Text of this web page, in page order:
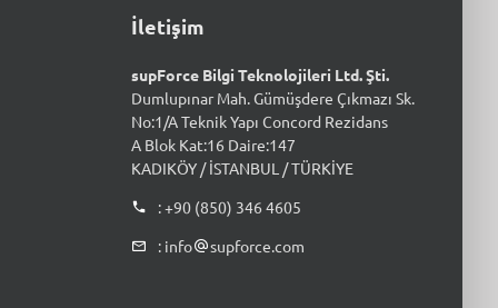
İletişim
supForce Bilgi Teknolojileri Ltd. Şti.
Dumlupınar Mah. Gümüşdere Çıkmazı Sk.
No:1/A Teknik Yapı Concord Rezidans
A Blok Kat:16 Daire:147
KADIKÖY / İSTANBUL / TÜRKİYE
: +90 (850) 346 4605
: info
supforce.com